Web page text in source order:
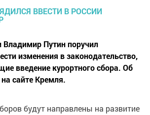
Владимир Путин поручил
изменения в законодательство,
введение курортного сбора. Об
сайте Кремля.
будут направлены на развитие